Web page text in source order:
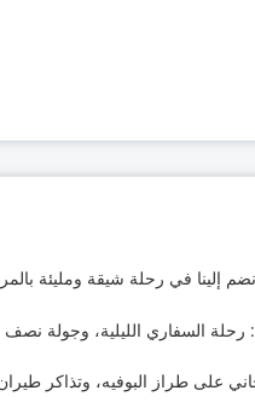
رحلة السفاري الليلية، وجولة
على طراز البوفيه، وتذاكر